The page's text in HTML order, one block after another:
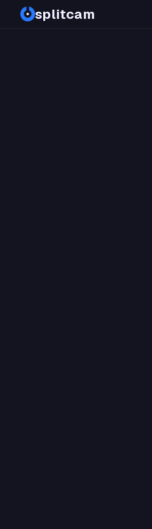
splitcam